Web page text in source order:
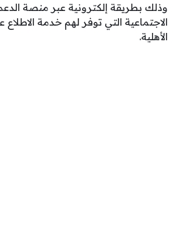
وذلك بطريقة إلكترونية عبر منصة
الاجتماعية التي توفر لهم خدمة الاطلاع
الأهلية.